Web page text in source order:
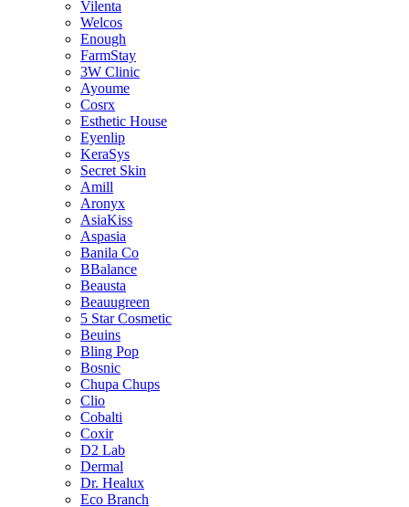
Vilenta
Welcos
Enough
FarmStay
3W Clinic
Ayoume
Cosrx
Esthetic House
Eyenlip
KeraSys
Secret Skin
Amill
Aronyx
AsiaKiss
Aspasia
Banila Co
BBalance
Beausta
Beauugreen
5 Star Cosmetic
Beuins
Bling Pop
Bosnic
Chupa Chups
Clio
Cobalti
Coxir
D2 Lab
Dermal
Dr. Healux
Eco Branch